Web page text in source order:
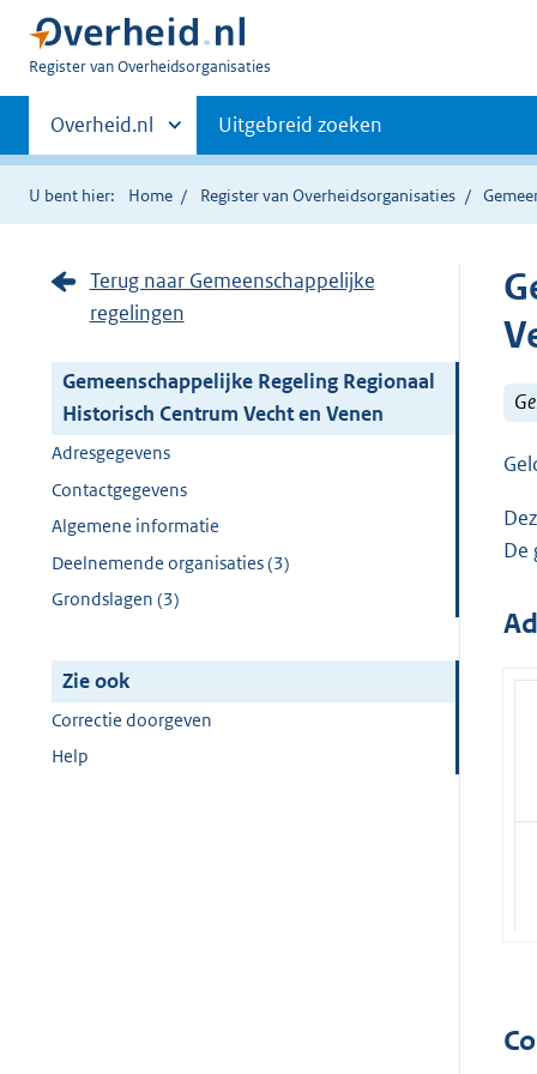
U
Register van Overheidsorganisaties
Primaire
navigatie
Andere
sites
binnen
Overheid.nl Uitgebreid zoeken
U bent hier: Home Register van Overheidsorganisaties
Terug naar Gemeenschappelijke
regelingen
Gemeenschappelijke Regeling Regionaal
Historisch Centrum Vecht en Venen
Adresgegevens
Contactgegevens
Algemene informatie
Deelnemende organisaties (3)
Grondslagen (3)
Zie ook
Correctie doorgeven
Help
De